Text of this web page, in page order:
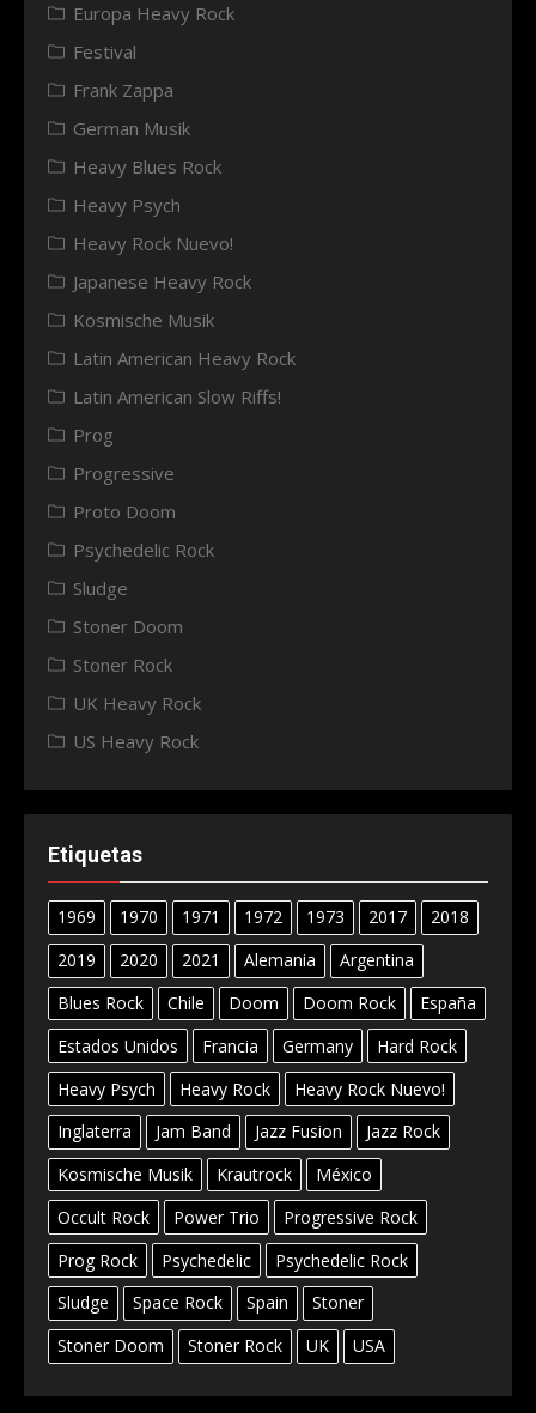
Europa Heavy Rock
Festival
Frank Zappa
German Musik
Heavy Blues Rock
Heavy Psych
Heavy Rock Nuevo!
Japanese Heavy Rock
Kosmische Musik
Latin American Heavy Rock
Latin American Slow Riffs!
Prog
Progressive
Proto Doom
Psychedelic Rock
Sludge
Stoner Doom
Stoner Rock
UK Heavy Rock
US Heavy Rock
Etiquetas
1969 1970 1971 1972 1973 2017
2018
2019
2020 2021 Alemania
Argentina
Blues Rock
Chile Doom Doom Rock
España
Estados Unidos
Francia Germany
Hard Rock
Heavy Psych
Heavy Rock
Heavy Rock Nuevo!
Inglaterra
Jam Band Jazz Fusion
Jazz Rock
Kosmische Musik
Krautrock
México
Occult Rock
Power Trio
Progressive Rock
Prog Rock
Psychedelic
Psychedelic Rock
Sludge
Space Rock Spain
Stoner
Stoner Doom
Stoner Rock UK USA